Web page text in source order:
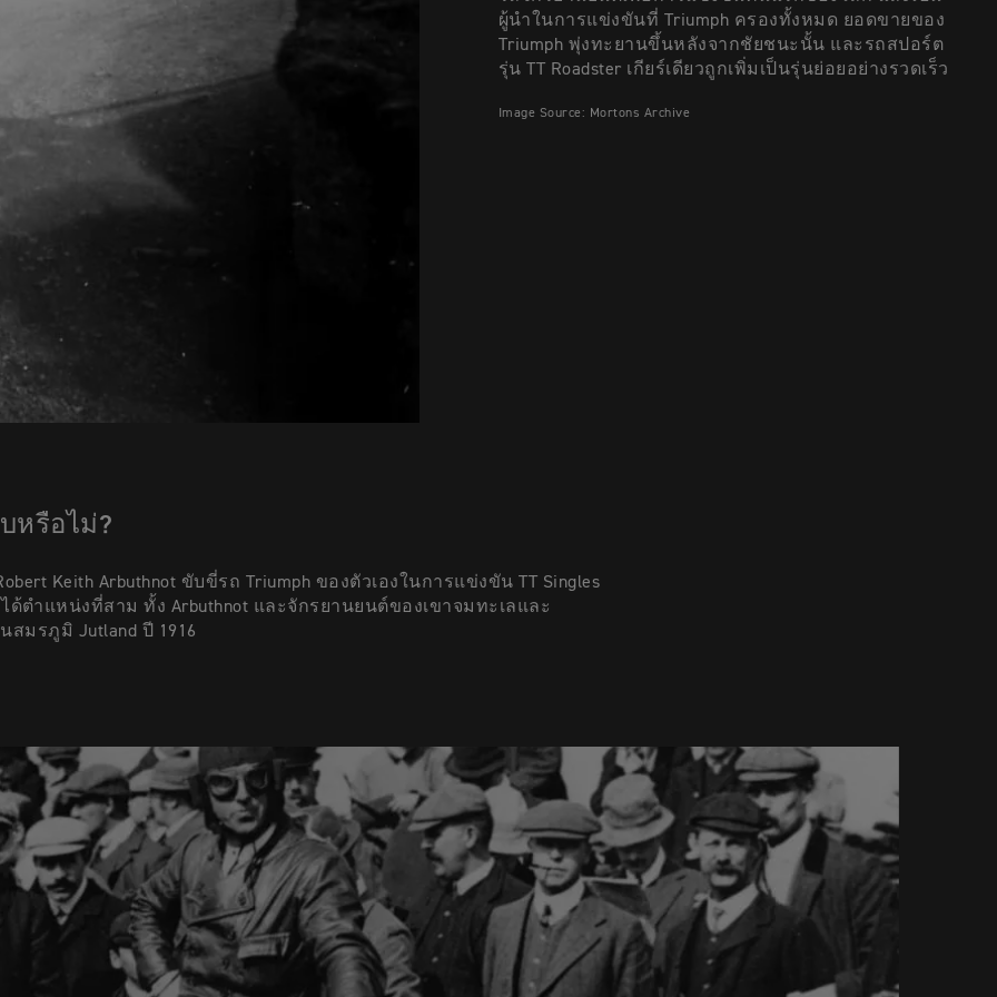
ผู้นำในการแข่งขันที่ Triumph ครองทั้งหมด ยอดขายของ
Triumph พุ่งทะยานขึ้นหลังจากชัยชนะนั้น และรถสปอร์ต
รุ่น TT Roadster เกียร์เดียวถูกเพิ่มเป็นรุ่นย่อยอย่างรวดเร็ว
Image Source: Mortons Archive
หรือไม่?
Keith Arbuthnot ขับขี่รถ Triumph ของตัวเองในการแข่งขัน TT Singles
ได้ตำแหน่งที่สาม ทั้ง Arbuthnot และจักรยานยนต์ของเขาจมทะเลและ
สมรภูมิ Jutland ปี 1916